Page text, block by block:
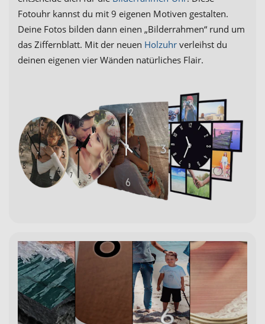
Fotouhr kannst du mit 9 eigenen Motiven gestalten.
Deine Fotos bilden dann einen „Bilderrahmen“ rund um
das Ziffernblatt. Mit der neuen Holzuhr verleihst du
deinen eigenen vier Wänden natürliches Flair.